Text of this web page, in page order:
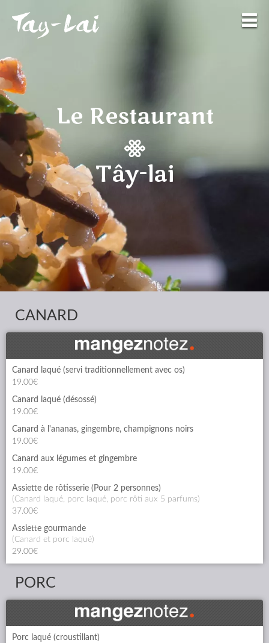
Le Restaurant
Tây-lai
CANARD
Canard laqué (servi traditionnellement avec os)
19.00€
Canard laqué (désossé)
19.00€
Canard à l'ananas, gingembre, champignons noirs
19.00€
Canard aux légumes et gingembre
19.00€
Assiette de rôtisserie (Pour 2 personnes)
(canard laqué, porc laqué, porc rôti aux 5 parfums)
37.00€
Assiette gourmande
(canard et porc laqué)
29.00€
PORC
Porc laqué (croustillant)